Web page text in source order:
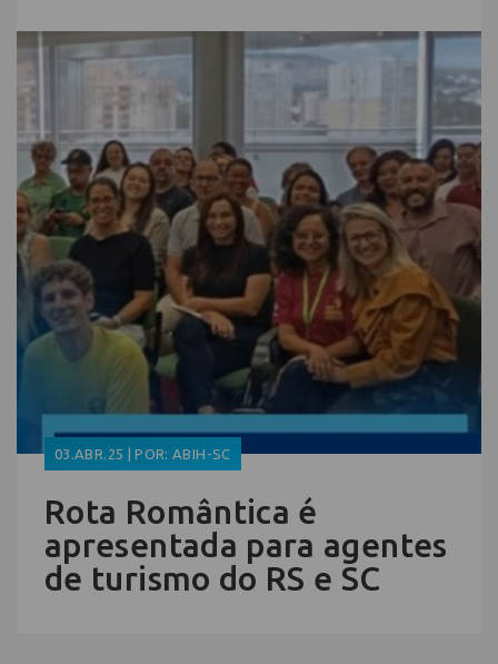
03.ABR.25 | POR: ABIH-SC
Rota Romântica é
apresentada para agentes
de turismo do RS e SC